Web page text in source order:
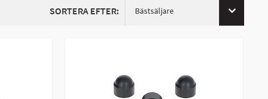
SORTERA EFTER: Bästsäljare